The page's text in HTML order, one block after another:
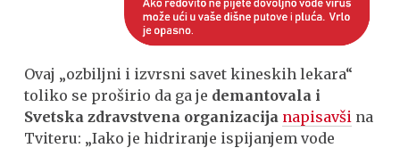
Ovaj „ozbiljni i izvrsni savet kineskih lekara“
toliko se proširio da ga je demantovala i
Svetska zdravstvena organizacija napisavši na
Tviteru: „Iako je hidriranje ispijanjem vode